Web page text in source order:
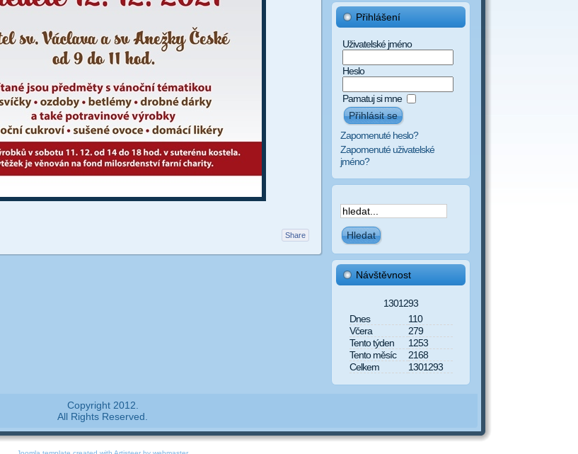
Share
Přihlášení
Uživatelské jméno
Heslo
Pamatuj si mne
Zapomenuté heslo?
Zapomenuté uživatelské
jméno?
Návštěvnost
1301293
Dnes
110
Včera
279
Tento týden
1253
Tento měsíc
2168
Celkem
1301293
Copyright 2012.
All Rights Reserved.